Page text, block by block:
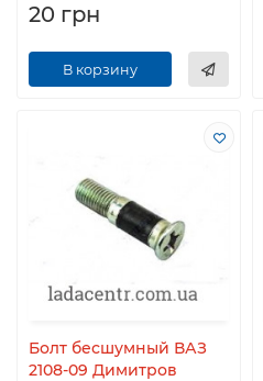
20 грн
В корзину
Болт бесшумный ВАЗ
2108-09 Димитров